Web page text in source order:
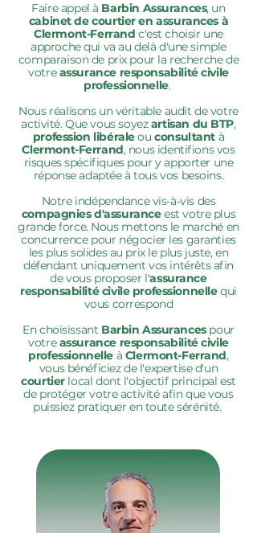
Faire appel à Barbin Assurances, un
cabinet de courtier en assurances à
Clermont-Ferrand c'est choisir une
approche qui va au delà d'une simple
comparaison de prix pour la recherche de
votreassurance responsabilité civile
professionnelle.
Nous réalisons un véritable audit de votre
activité. Que vous soyezartisan du BTP,
profession libéraleouconsultant à
Clermont-Ferrand, nous identifions vos
risques spécifiques pour y apporter une
réponse adaptée à tous vos besoins.
Notre indépendance vis-à-vis des
compagnies d'assuranceest votre plus
grande force. Nous mettons le marché en
concurrence pour négocier les garanties
les plus solides au prix le plus juste, en
défendant uniquement vos intérêts afin
de vous proposer l'assurance
responsabilité civile professionnellequi
vous correspond
En choisissant Barbin Assurancespour
votreassurance responsabilité civile
professionnelle à Clermont-Ferrand,
vous bénéficiez de l'expertise d'un
courtierlocal dont l'objectif principal est
de protéger votre activité afin que vous
puissiez pratiquer en toute sérénité.